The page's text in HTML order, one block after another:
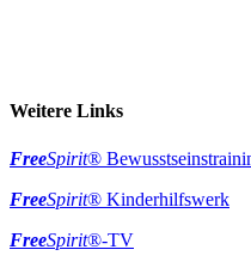
Weitere Links
FreeSpirit®
FreeSpirit® Kinderhilfswerk
FreeSpirit®-TV